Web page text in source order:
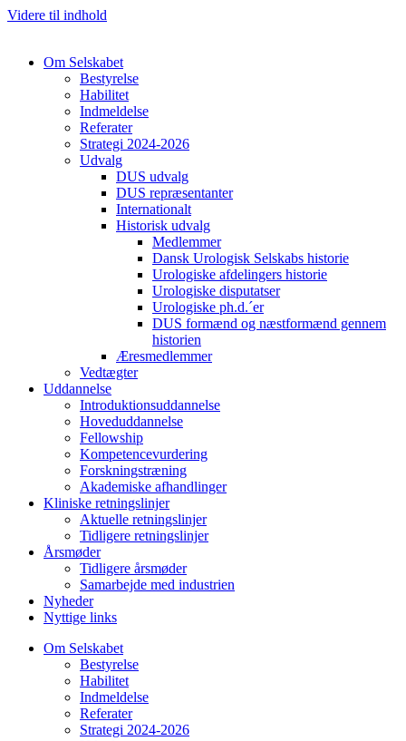
Videre til indhold
Om Selskabet
Bestyrelse
Habilitet
Indmeldelse
Referater
Strategi 2024-2026
Udvalg
DUS udvalg
DUS repræsentanter
Internationalt
Historisk udvalg
Medlemmer
Dansk Urologisk Selskabs historie
Urologiske afdelingers historie
Urologiske disputatser
Urologiske ph.d.´er
DUS formænd og næstformænd gennem
historien
Æresmedlemmer
Vedtægter
Uddannelse
Introduktionsuddannelse
Hoveduddannelse
Fellowship
Kompetencevurdering
Forskningstræning
Akademiske afhandlinger
Kliniske retningslinjer
Aktuelle retningslinjer
Tidligere retningslinjer
Årsmøder
Tidligere årsmøder
Samarbejde med industrien
Nyheder
Nyttige links
Om Selskabet
Bestyrelse
Habilitet
Indmeldelse
Referater
Strategi 2024-2026